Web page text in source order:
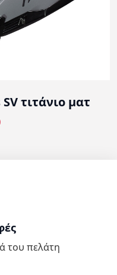
τιτάνιο ματ
του πελάτη